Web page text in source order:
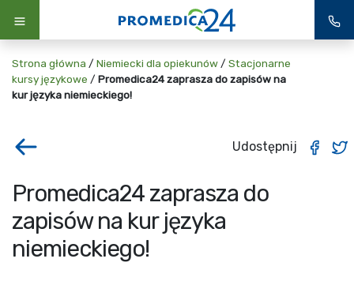
Strona główna / Niemiecki dla opiekunów / Stacjonarne
kursy językowe / Promedica24 zaprasza do zapisów na
kur języka niemieckiego!
Udostępnij
Promedica24 zaprasza do
zapisów na kur języka
niemieckiego!